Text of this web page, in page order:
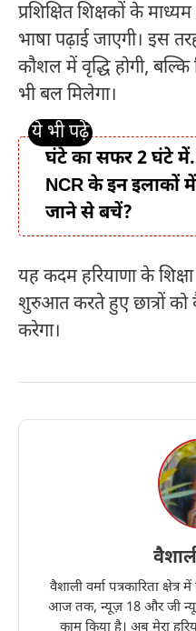
प्रशिक्षित शिक्षकों के माध्यम
भाषा पढ़ाई जाएगी। इस
कौशल में वृद्धि होगी,
भी बल मिलेगा।
घंटे का सफर 2 घंटे
NCR के इन इलाकों
जाने से बचें?
यह कदम हरियाणा के
शुरुआत करते हुए छात्रों को
करेगा।
वैशाली वर्मा पत्रकारिता
आज तक, न्यूज़ 18 और जी